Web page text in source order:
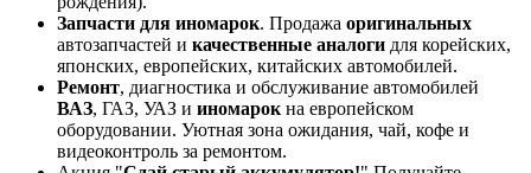
Запчасти для иномарок. Продажа оригинальных
автозапчастей и качественные аналоги для корейских,
японских, европейских, китайских автомобилей.
Ремонт, диагностика и обслуживание автомобилей
ВАЗ, ГАЗ, УАЗ и иномарокна европейском
оборудовании. Уютная зона ожидания, чай, кофе и
видеоконтроль за ремонтом.